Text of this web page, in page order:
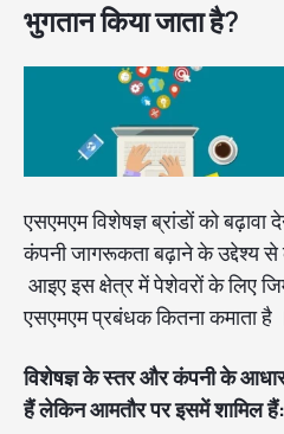
भुगतान किया जाता है?
एसएमएम विशेषज्ञ ब्रांडों को
कंपनी जागरूकता बढ़ाने के उद्देश्य
आइए इस क्षेत्र में पेशेवरों के लिए
एसएमएम प्रबंधक कितना कमाता है
विशेषज्ञ के स्तर और कंपनी के
हैं लेकिन आमतौर पर इसमें शामिल हैं: